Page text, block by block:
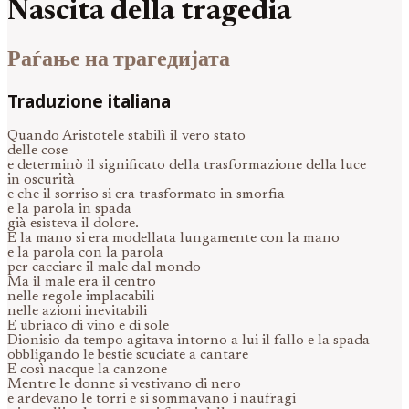
Nascita della tragedia
Раѓање на трагедијата
Traduzione italiana
Quando Aristotele stabilì il vero stato
delle cose
e determinò il significato della trasformazione della luce
in oscurità
e che il sorriso si era trasformato in smorfia
e la parola in spada
già esisteva il dolore.
E la mano si era modellata lungamente con la mano
e la parola con la parola
per cacciare il male dal mondo
Ma il male era il centro
nelle regole implacabili
nelle azioni inevitabili
E ubriaco di vino e di sole
Dionisio da tempo agitava intorno a lui il fallo e la spada
obbligando le bestie scuciate a cantare
E così nacque la canzone
Mentre le donne si vestivano di nero
e ardevano le torri e si sommavano i naufragi